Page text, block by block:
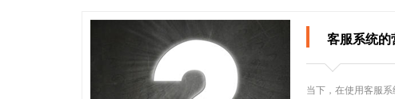
客服系统
当下，在使用客服